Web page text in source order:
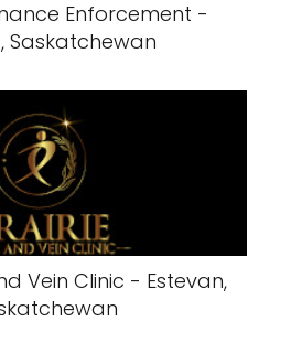
Enforcement -
Saskatchewan
Vein Clinic - Estevan,